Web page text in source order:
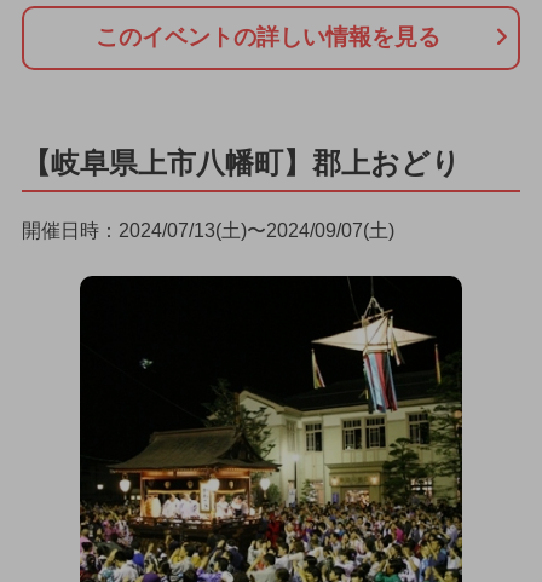
このイベントの詳しい情報を見る
【岐阜県上市八幡町】郡上おどり
開催日時：2024/07/13(土)〜2024/09/07(土)